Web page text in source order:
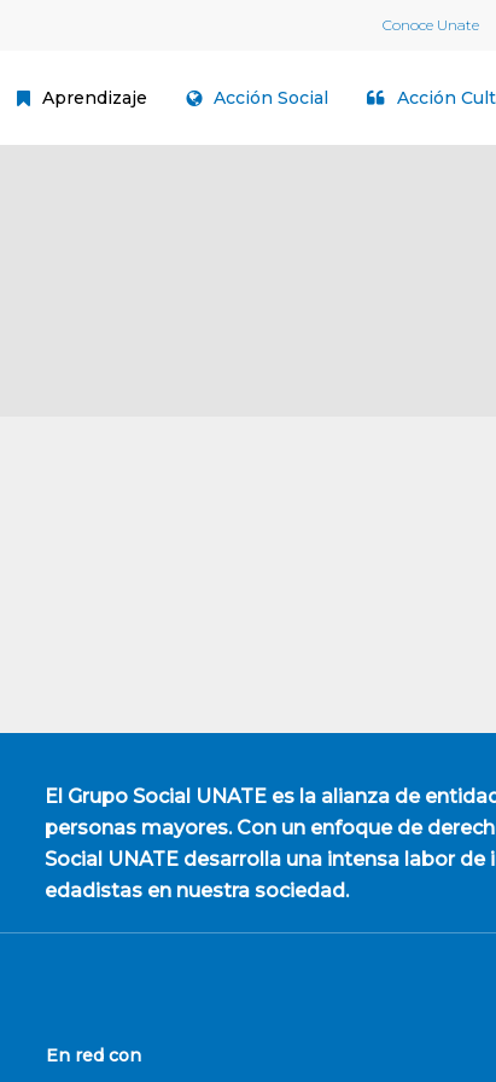
Conoce Unate
Aprendizaje Acción Social Acción
El Grupo Social UNATEes la alianza de
personas mayores. Con un enfoque de
Social UNATE desarrolla una intensa labor
edadistas en nuestra sociedad.
En red con